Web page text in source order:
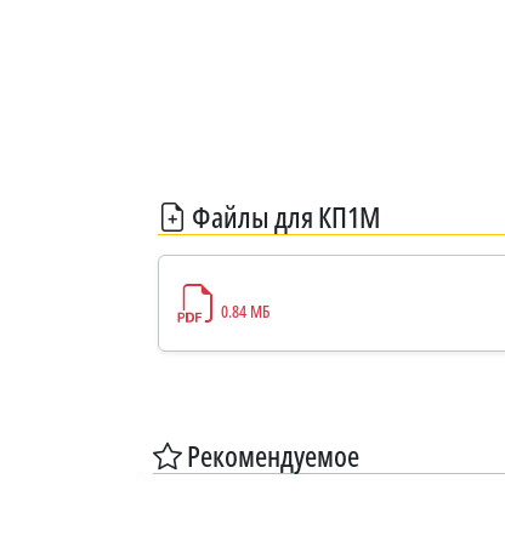
Файлы для КП1М
0.84 МБ
Рекомендуемое